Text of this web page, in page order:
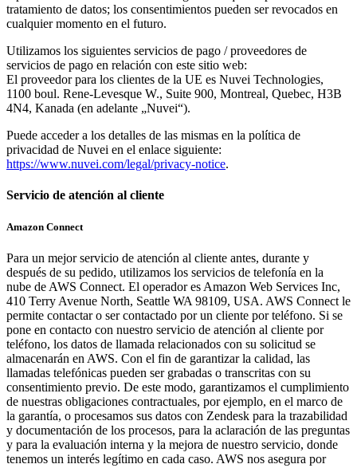
tratamiento de datos; los consentimientos pueden ser revocados en
cualquier momento en el futuro.
Utilizamos los siguientes servicios de pago / proveedores de
servicios de pago en relación con este sitio web:
El proveedor para los clientes de la UE es Nuvei Technologies,
1100 boul. Rene-Levesque W., Suite 900, Montreal, Quebec, H3B
4N4, Kanada (en adelante „Nuvei“).
Puede acceder a los detalles de las mismas en la política de
privacidad de Nuvei en el enlace siguiente:
https://www.nuvei.com/legal/privacy-notice.
Servicio de atención al cliente
Amazon Connect
Para un mejor servicio de atención al cliente antes, durante y
después de su pedido, utilizamos los servicios de telefonía en la
nube de AWS Connect. El operador es Amazon Web Services Inc,
410 Terry Avenue North, Seattle WA 98109, USA. AWS Connect le
permite contactar o ser contactado por un cliente por teléfono. Si se
pone en contacto con nuestro servicio de atención al cliente por
teléfono, los datos de llamada relacionados con su solicitud se
almacenarán en AWS. Con el fin de garantizar la calidad, las
llamadas telefónicas pueden ser grabadas o transcritas con su
consentimiento previo. De este modo, garantizamos el cumplimiento
de nuestras obligaciones contractuales, por ejemplo, en el marco de
la garantía, o procesamos sus datos con Zendesk para la trazabilidad
y documentación de los procesos, para la aclaración de las preguntas
y para la evaluación interna y la mejora de nuestro servicio, donde
tenemos un interés legítimo en cada caso. AWS nos asegura por